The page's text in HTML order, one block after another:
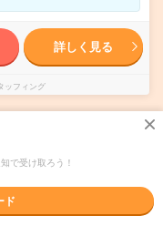
詳しく見る
ッフィング
保険会社での
で受け取ろう！
ド